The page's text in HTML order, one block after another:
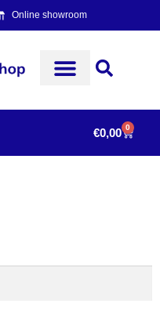
Online showroom
€0,00 0